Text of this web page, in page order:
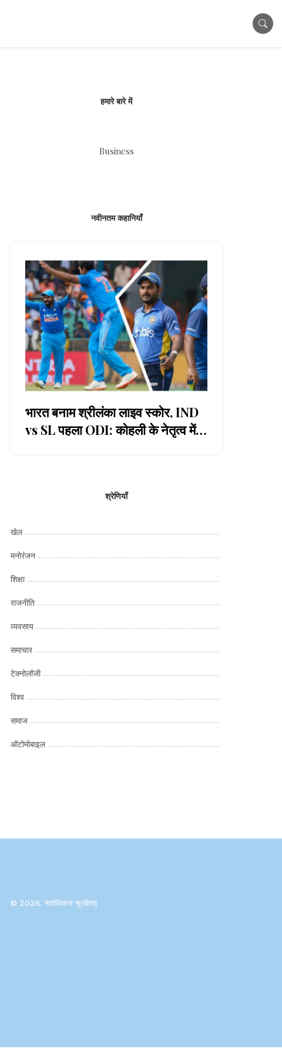
हमारे बारे में
Business
नवीनतम कहानियाँ
भारत बनाम श्रीलंका लाइव स्कोर, IND
vs SL पहला ODI: कोहली के नेतृत्व में
श्रेणियाँ
खेल
मनोरंजन
शिक्षा
राजनीति
व्यवसाय
समाचार
टेक्नोलॉजी
विश्व
समाज
ऑटोमोबाइल
© 2026. सर्वाधिकार सुरक्षित|